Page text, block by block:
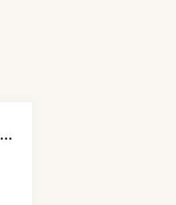
Audiophile Reference (Playlist for HIFI)